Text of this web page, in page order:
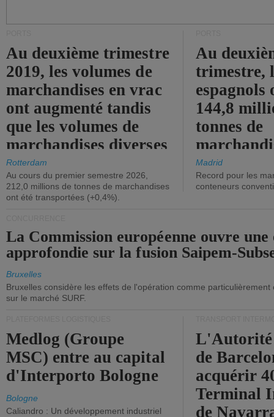
Au deuxième trimestre
2019, les volumes de
marchandises en vrac
ont augmenté tandis
que les volumes de
marchandises diverses
ont diminué.
Rotterdam
Au cours du premier semestre 2026,
212,0 millions de tonnes de marchandises
ont été transportées (+0,4%).
Au
trimestre,
144,8
tonnes de
(+2,9%).
Madrid
Record pour les
conteneurs
La Commission européenne ouvre une
approfondie sur la fusion Saipem-
Bruxelles
Bruxelles considère les effets de l'opération comme
sur le marché SURF.
Medlog (Groupe
MSC) entre au capital
d'Interporto Bologne
Bologne
Caliandro : Un développement industriel
de
acquérir
Terminal
de